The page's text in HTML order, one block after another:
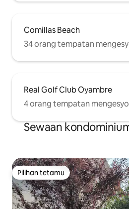
Comillas Beach
34 orang tempatan
Real Golf Club Oyambre
4 orang tempatan
Sewaan
Pilihan tetamu
Pilihan tetamu